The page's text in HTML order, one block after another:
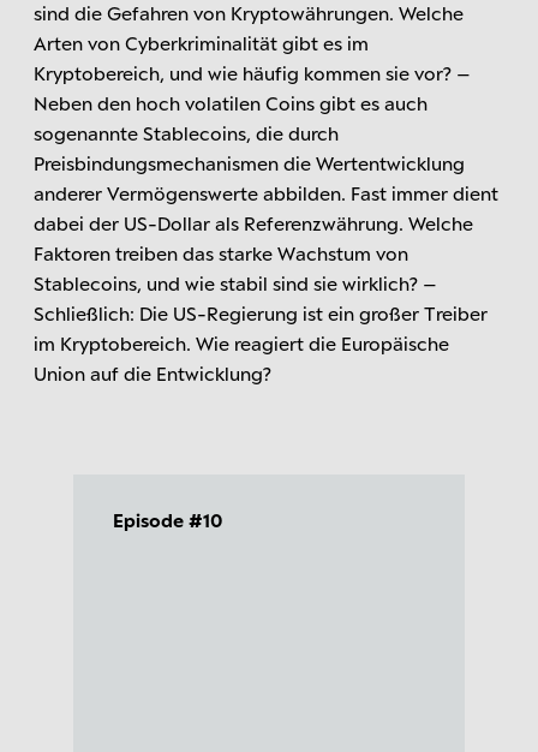
sind die Gefahren von Kryptowährungen. Welche
Arten von Cyberkriminalität gibt es im
Kryptobereich, und wie häufig kommen sie vor? –
Neben den hoch volatilen Coins gibt es auch
sogenannte Stablecoins, die durch
Preisbindungsmechanismen die Wertentwicklung
anderer Vermögenswerte abbilden. Fast immer dient
dabei der US-Dollar als Referenzwährung. Welche
Faktoren treiben das starke Wachstum von
Stablecoins, und wie stabil sind sie wirklich? –
Schließlich: Die US-Regierung ist ein großer Treiber
im Kryptobereich. Wie reagiert die Europäische
Union auf die Entwicklung?
Episode #10